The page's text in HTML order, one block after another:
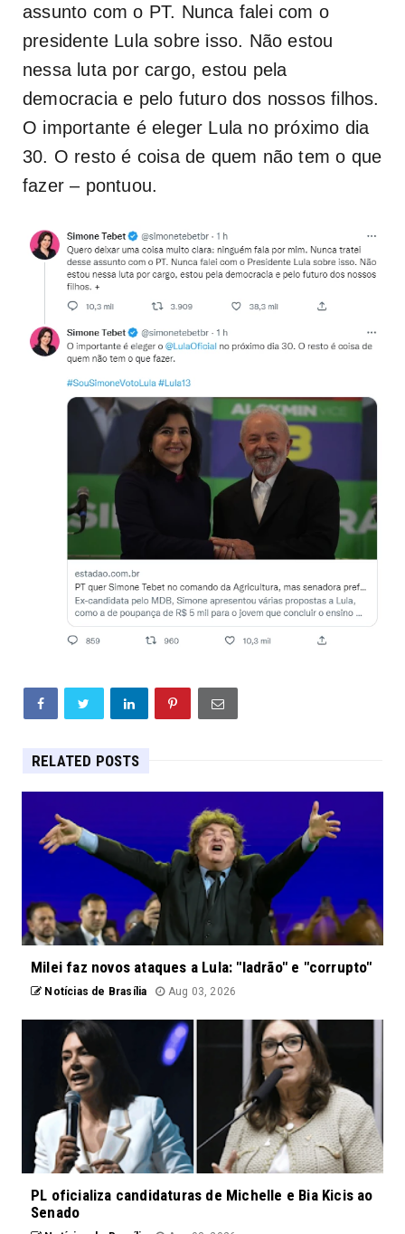
assunto com o PT. Nunca falei com o
presidente Lula sobre isso. Não estou
nessa luta por cargo, estou pela
democracia e pelo futuro dos nossos filhos.
O importante é eleger Lula no próximo dia
30. O resto é coisa de quem não tem o que
fazer – pontuou.
RELATED POSTS
Milei faz novos ataques a Lula: "ladrão" e "corrupto"
Notícias de Brasília Aug 03, 2026
PL oficializa candidaturas de Michelle e Bia Kicis ao
Senado